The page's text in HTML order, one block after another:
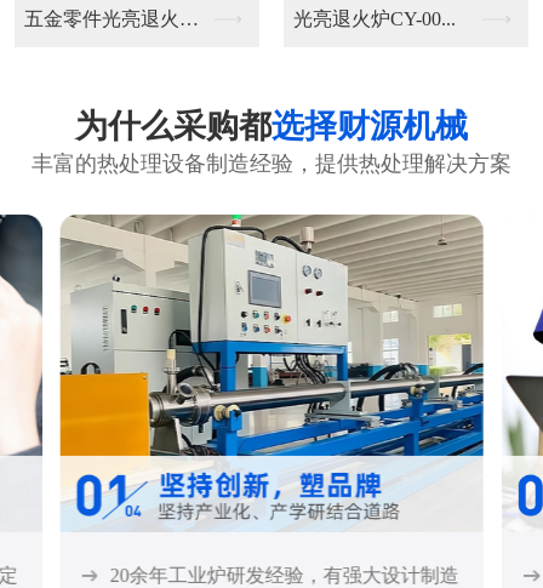
五金零件光亮退火炉C... 光亮退火炉CY-00...
为什么采购都选择财源机械
丰富的热处理设备制造经验，提供热处理解决方案
20余年工业炉研发经验，有强大设计制造